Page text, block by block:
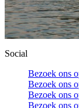
Social
Bezoek ons
Bezoek ons
Bezoek ons
Bezoek ons